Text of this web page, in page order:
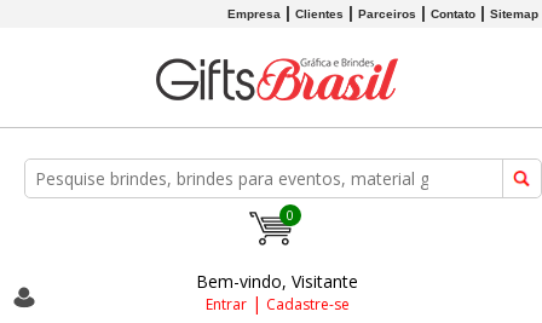
Empresa Clientes Parceiros Contato Sitemap
0
Bem-vindo, Visitante
Entrar| Cadastre-se